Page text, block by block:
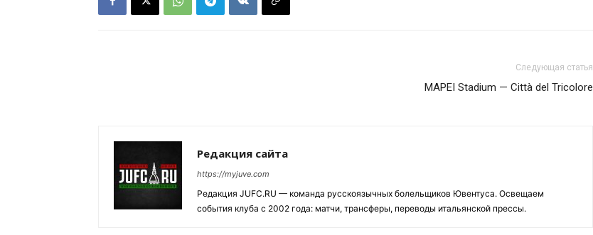
Следующая статья
MAPEI Stadium — Città del Tricolore
Редакция сайта
https://myjuve.com
Редакция JUFC.RU — команда русскоязычных болельщиков Ювентуса. Освещаем
события клуба с 2002 года: матчи, трансферы, переводы итальянской прессы.